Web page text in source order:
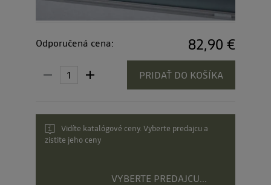
Odporučená cena: 82,90 €
PRIDAŤ DO KOŠÍKA
Vidíte katalógové ceny. Vyberte predajcu a
zistite jeho ceny
VYBERTE PREDAJCU...